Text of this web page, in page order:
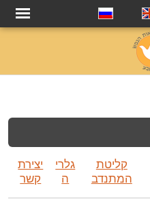
קליטת
המתנדב
גלרי
ה
יצירת
קשר